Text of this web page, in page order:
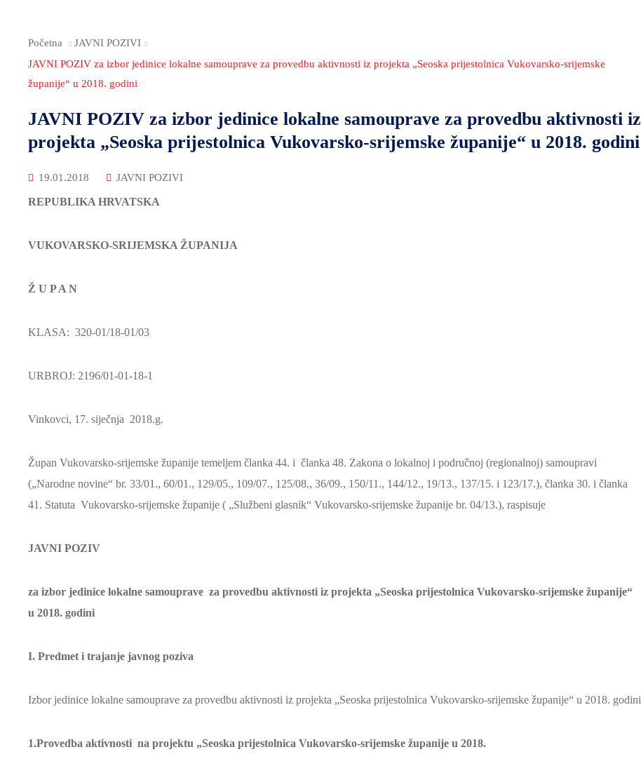
Početna
JAVNI POZIVI
JAVNI POZIV za izbor jedinice lokalne samouprave za provedbu aktivnosti iz projekta „Seoska prijestolnica Vukovarsko-srijemske
županije“ u 2018. godini
JAVNI POZIV za izbor jedinice lokalne samouprave za provedbu aktivnosti iz
projekta „Seoska prijestolnica Vukovarsko-srijemske županije“ u 2018. godini
19.01.2018 JAVNI POZIVI
REPUBLIKA HRVATSKA
VUKOVARSKO-SRIJEMSKA ŽUPANIJA
Ž U P A N
KLASA: 320-01/18-01/03
URBROJ: 2196/01-01-18-1
Vinkovci, 17. siječnja 2018.g.
Župan Vukovarsko-srijemske županije temeljem članka 44. i članka 48. Zakona o lokalnoj i područnoj (regionalnoj) samoupravi
(„Narodne novine“ br. 33/01., 60/01., 129/05., 109/07., 125/08., 36/09., 150/11., 144/12., 19/13., 137/15. i 123/17.), članka 30. i članka
41. Statuta Vukovarsko-srijemske županije ( „Službeni glasnik“ Vukovarsko-srijemske županije br. 04/13.), raspisuje
JAVNI POZIV
za izbor jedinice lokalne samouprave za provedbu aktivnosti iz projekta „Seoska prijestolnica Vukovarsko-srijemske županije“
u 2018. godini
I. Predmet i trajanje javnog poziva
Izbor jedinice lokalne samouprave za provedbu aktivnosti iz projekta „Seoska prijestolnica Vukovarsko-srijemske županije“ u 2018. godini
1.Provedba aktivnosti na projektu „Seoska prijestolnica Vukovarsko-srijemske županije u 2018.